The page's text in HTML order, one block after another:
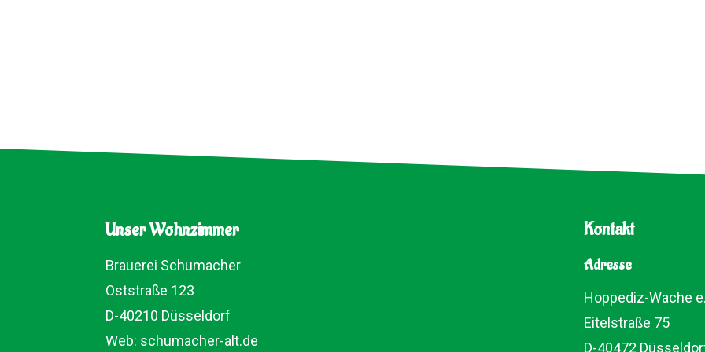
Unser Wohnzimmer
Brauerei Schumacher
Oststraße 123
D-40210 Düsseldorf
Web: schumacher-alt.de
Kontakt
Adresse
Hoppediz-Wache
Eitelstraße 75
D-40472